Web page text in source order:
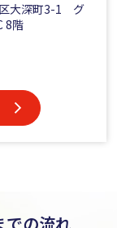
大深町3-1 グ
8階